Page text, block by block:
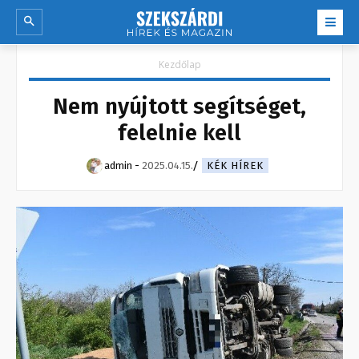
Kezdőlap
Nem nyújtott segítséget,
felelnie kell
admin - 2025.04.15. KÉK HÍREK